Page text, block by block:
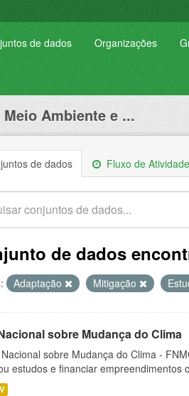
de dados Organizações
Ambiente e ...
de dados Fluxo de
de dados
Adaptação Mitigação
sobre Mudança do Clima
sobre Mudança do Clima -
estudos e financiar empreendimentos